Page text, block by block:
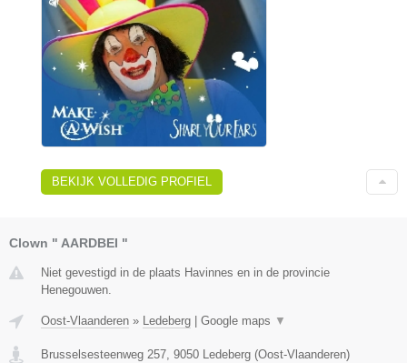
BEKIJK VOLLEDIG PROFIEL
Clown " AARDBEI "
Niet gevestigd in de plaats Havinnes en in de provincie
Henegouwen.
Oost-Vlaanderen » Ledeberg Google maps ▼
Brusselsesteenweg 257, 9050 Ledeberg (Oost-Vlaanderen)